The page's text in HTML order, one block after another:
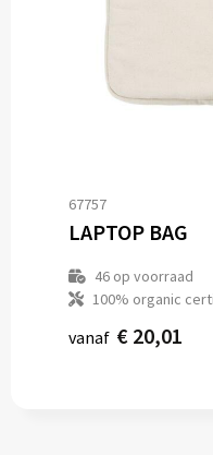
67757
LAPTOP BAG
46op voorraad
100% organic
vanaf € 20,01